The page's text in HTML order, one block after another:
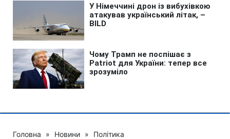
Головна » Новини » Політика